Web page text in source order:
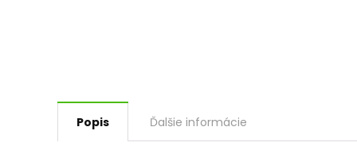
Popis Ďalšie informácie